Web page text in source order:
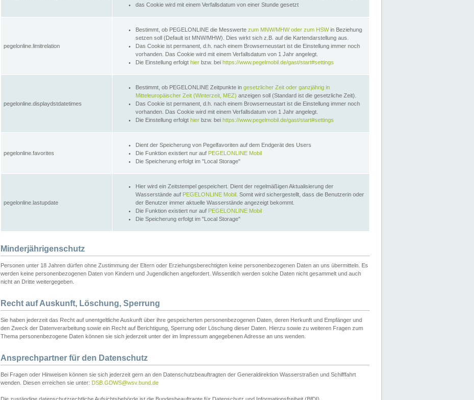
das Cookie wird mit einem Verfallsdatum von einer Stunde gesetzt
pegelonline.limitrelation
Bestimmt, ob PEGELONLINE die Messwerte zum MNW/MHW oder zum HSWin Beziehung
setzen soll (Default ist MNW/MHW). Dies wirkt sich z.B. auf die Kartendarstellung aus.
Das Cookie ist permanent, d.h. nach einem Browserneustart ist die Einstellung immer noch
vorhanden. Das Cookie wird mit einem Verfallsdatum von 1 Jahr angelegt.
Die Einstellung erfolgt hier bzw. bei https://www.pegelmobil.de/gast/start#settings
pegelonline.displaydstdatetimes
Bestimmt, ob PEGELONLINE Zeitpunkte in gesetzlicher Zeit oder ganzjährig in
Mitteleuropäischer Zeit (Winterzeit, MEZ) anzeigen soll (Standard ist die gesetzliche Zeit).
Das Cookie ist permanent, d.h. nach einem Browserneustart ist die Einstellung immer noch
vorhanden. Das Cookie wird mit einem Verfallsdatum von 1 Jahr angelegt.
Die Einstellung erfolgt hier bzw. bei https://www.pegelmobil.de/gast/start#settings
pegelonline.favorites
Dient der Speicherung von Pegelfavoriten auf dem Endgerät des Users
Die Funktion existiert nur auf PEGELONLINE Mobil
Die Speicherung erfolgt im "Local Storage"
pegelonline.lastupdate
Hier wird ein Zeitstempel gespeichert. Dient der regelmäßigen Aktualisierung der
Wasserstände auf PEGELONLINE Mobil . Somit wird sichergestellt, dass die Benutzerin oder
der Benutzer immer aktuelle Wasserstände angezeigt bekommt.
Die Funktion existiert nur auf PEGELONLINE Mobil
Die Speicherung erfolgt im "Local Storage"
Minderjährigenschutz
Personen unter 18 Jahren dürfen ohne Zustimmung der Eltern oder Erziehungsberechtigten keine personenbezogenen Daten an uns übermitteln. Es
werden keine personenbezogenen Daten von Kindern und Jugendlichen angefordert. Wissentlich werden solche Daten nicht gesammelt und auch
nicht an Dritte weitergegeben.
Recht auf Auskunft, Löschung, Sperrung
Sie haben jederzeit das Recht auf unentgeltliche Auskunft über ihre gespeicherten personenbezogenen Daten, deren Herkunft und Empfänger und
den Zweck der Datenverarbeitung sowie ein Recht auf Berichtigung, Sperrung oder Löschung dieser Daten. Hierzu sowie zu weiteren Fragen zum
Thema personenbezogene Daten können sie sich jederzeit unter der im Impressum angegebenen Adresse an uns wenden.
Ansprechpartner für den Datenschutz
Bei Fragen oder Hinweisen können sie sich jederzeit gern an den Datenschutzbeauftragten der Generaldirektion Wasserstraßen und Schifffahrt
wenden. Diesen erreichen sie unter: DSB.GDWS@wsv.bund.de